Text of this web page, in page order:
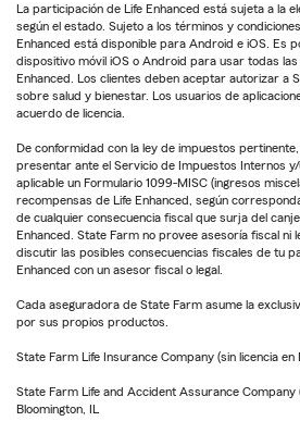
La participación de Life Enhanced está sujeta a la
según el estado. Sujeto a los términos y
Enhanced está disponible para Android e iOS. Es
dispositivo móvil iOS o Android para usar todas
Enhanced. Los clientes deben aceptar autorizar a
sobre salud y bienestar. Los usuarios de
acuerdo de licencia.
De conformidad con la ley de impuestos
presentar ante el Servicio de Impuestos Internos
aplicable un Formulario 1099-MISC (ingresos
recompensas de Life Enhanced, según
de cualquier consecuencia fiscal que surja del
Enhanced. State Farm no provee asesoría fiscal ni
discutir las posibles consecuencias fiscales de tu
Enhanced con un asesor fiscal o legal.
Cada aseguradora de State Farm asume la
por sus propios productos.
State Farm Life Insurance Company (sin licencia en
State Farm Life and Accident Assurance Company
Bloomington, IL